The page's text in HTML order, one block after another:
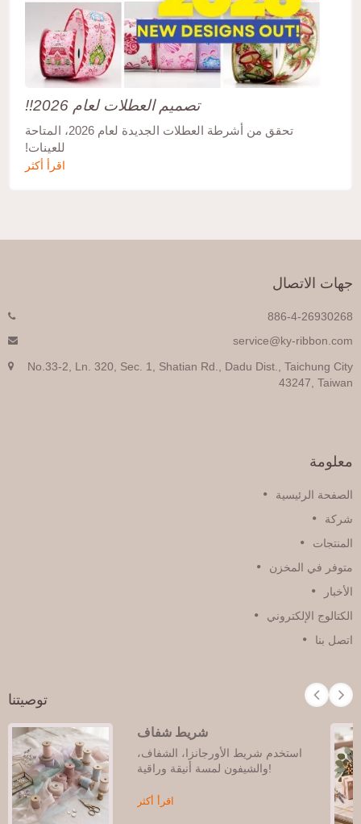
تصميم العطلات لعام 2026!!
تحقق من أشرطة العطلات الجديدة لعام 2026، المتاحة
للعينات!
اقرأ أكثر
جهات الاتصال
886-4-26930268
service@ky-ribbon.com
No.33-2, Ln. 320, Sec. 1, Shatian Rd., Dadu Dist., Taichung City
43247, Taiwan
معلومة
الصفحة الرئيسية
شركة
المنتجات
متوفر في المخزن
الأخبار
الكتالوج الإلكتروني
اتصل بنا
توصيتنا
شريط شفاف
استخدم شريط الأورجانزا، الشفاف،
والشيفون لمسة أنيقة وراقية!
اقرأ أكثر